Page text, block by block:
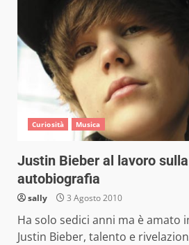
Curiosità Musica
Justin Bieber al lavoro
autobiografia
sally 3 Agosto 2010
Ha solo sedici anni ma è amato
Justin Bieber, talento e